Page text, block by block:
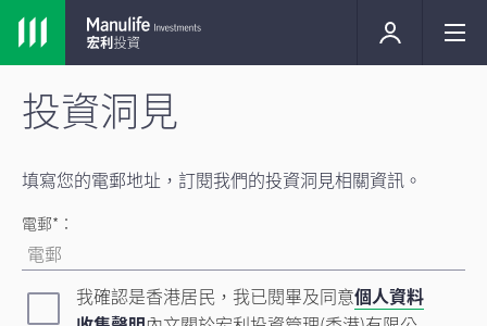
投資洞見
填寫您的電郵地址，訂閱我們的投資洞見相關資訊。
電郵*：
我確認是香港居民，我已閱畢及同意個人資料